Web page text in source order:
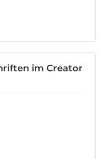
im Creator